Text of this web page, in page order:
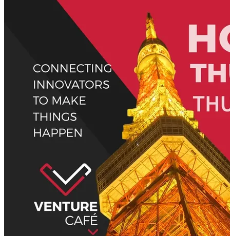
経営人材の確保、そして大学・地域を越えた支援者ネットワ
ークの形成について議論します。
また、本イベントでは、NINEJPの枠組みも活用し、北陸地
域に閉じない全国の大学支援者・スタートアップ支援機関と
の接続を図ります。各地域でアカデミア発スタートアップ支
援に取り組む実践者が集い、支援ノウハウ、課題、連携の可
能性を共有することで、地域間を越えた支援者ネットワーク
の形成を目指します。
研究成果を事業化へ、地域の挑戦を全国・世界へ。研究者、
支援者、経営人材、投資家、事業会社が出会い、次の一歩を
生み出す場として開催します。ぜひご参加ください。
現地会場：CIC Tokyo
東京都港区虎ノ門1丁目17番1号 虎ノ門ヒルズビジネ
*イベント受付は1階、会場入り口は15階となります。
CIC Tokyo
Toranomon Hills Business Tower 15F, 1 Chome-17-1